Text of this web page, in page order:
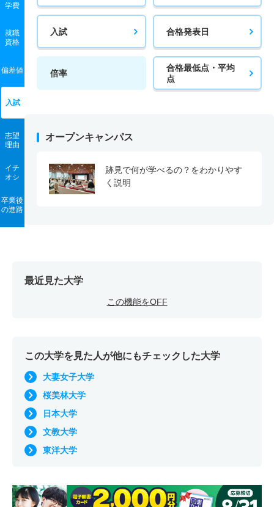
学費
就職
資格
偏差値
入試
志望
理由
イチ
オシ
卒業後
の進路
入試 合格発表日
倍率
合格最低点・平均
点
オープンキャンパス
跡見で何が学べるの？をわかりやす
く説明
最近見た大学
この機能をOFF
この大学を見た人が他にもチェックした大学
大妻女子大学
桜美林大学
日本大学
文教大学
東洋大学